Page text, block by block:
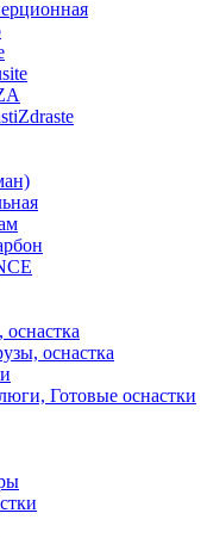
оснастка
Готовые оснастки